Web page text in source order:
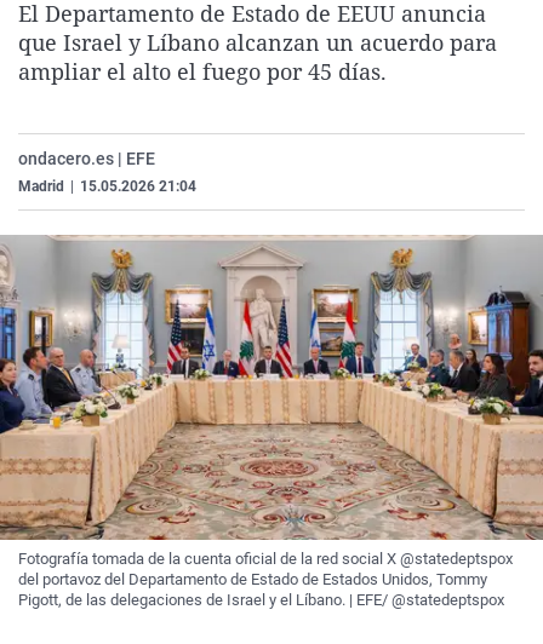
La rosa de los vientos
Gente viajera
Caso
Retornados
Extremadura
Galicia
Virales
Televisión
El Departamento de Estado de EEUU anuncia
que Israel y Líbano alcanzan un acuerdo para
ampliar el alto el fuego por 45 días.
ondacero.es | EFE
Madrid 15.05.2026 21:04
Fotografía tomada de la cuenta oficial de la red social X @statedeptspox
del portavoz del Departamento de Estado de Estados Unidos, Tommy
Pigott, de las delegaciones de Israel y el Líbano. | EFE/ @statedeptspox